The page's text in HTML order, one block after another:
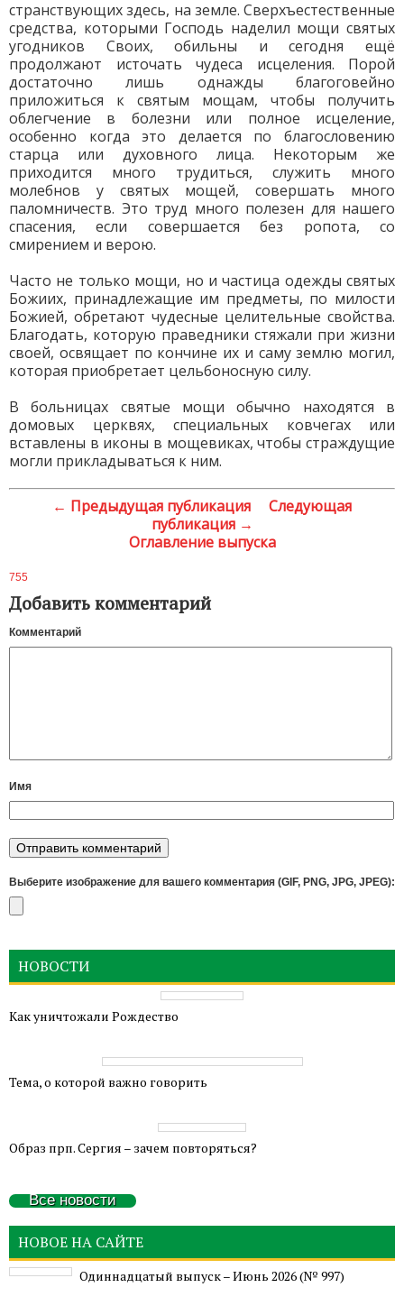
странствующих здесь, на земле. Сверхъестественные
средства, которыми Господь наделил мощи святых
угодников Своих, обильны и сегодня ещё
продолжают источать чудеса исцеления. Порой
достаточно лишь однажды благоговейно
приложиться к святым мощам, чтобы получить
облегчение в болезни или полное исцеление,
особенно когда это делается по благословению
старца или духовного лица. Некоторым же
приходится много трудиться, служить много
молебнов у святых мощей, совершать много
паломничеств. Это труд много полезен для нашего
спасения, если совершается без ропота, со
смирением и верою.
Часто не только мощи, но и частица одежды святых
Божиих, принадлежащие им предметы, по милости
Божией, обретают чудесные целительные свойства.
Благодать, которую праведники стяжали при жизни
своей, освящает по кончине их и саму землю могил,
которая приобретает цельбоносную силу.
В больницах святые мощи обычно находятся в
домовых церквях, специальных ковчегах или
вставлены в иконы в мощевиках, чтобы страждущие
могли прикладываться к ним.
← Предыдущая публикация
Следующая
публикация →
Оглавление выпуска
755
Добавить комментарий
Комментарий
Имя
Выберите изображение для вашего комментария (GIF, PNG, JPG, JPEG):
НОВОСТИ
Как уничтожали Рождество
Тема, о которой важно говорить
Образ прп. Сергия – зачем повторяться?
Все новости
НОВОЕ НА САЙТЕ
Одиннадцатый выпуск – Июнь 2026 (№ 997)